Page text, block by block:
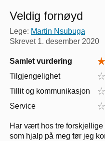
Veldig fornøyd
Lege: Martin Nsubuga
Skrevet 1. desember 2020
Samlet vurdering
Tilgjengelighet
Tillit og kommunikasjon
Service
Har vært hos tre
som hjalp på meg før jeg